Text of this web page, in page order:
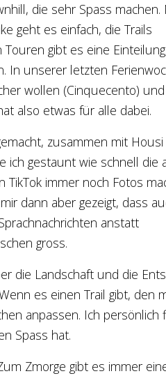
die sehr Spass machen.
geht es einfach, die Trails
gibt es eine
In unserer letzten
wollen (Cinquecento)
also etwas für alle dabei.
zusammen mit
ich gestaunt wie schnell die
immer noch Fotos
dann aber gezeigt, dass
anstatt
gross.
die Landschaft und die
es einen Trail gibt, den
anpassen. Ich persönlich
Spass hat.
Zmorge gibt es immer